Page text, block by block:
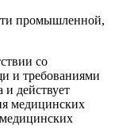
промышленной,
со
и требованиями
действует
медицинских
медицинских